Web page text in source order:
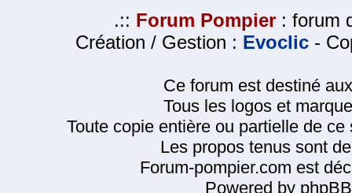
.:: Forum Pompier : forum
Création / Gestion : Evoclic -
Ce forum est destiné
Tous les logos et
Toute copie entière ou partielle de
Les propos tenus sont
Forum-pompier.com est
Powered by